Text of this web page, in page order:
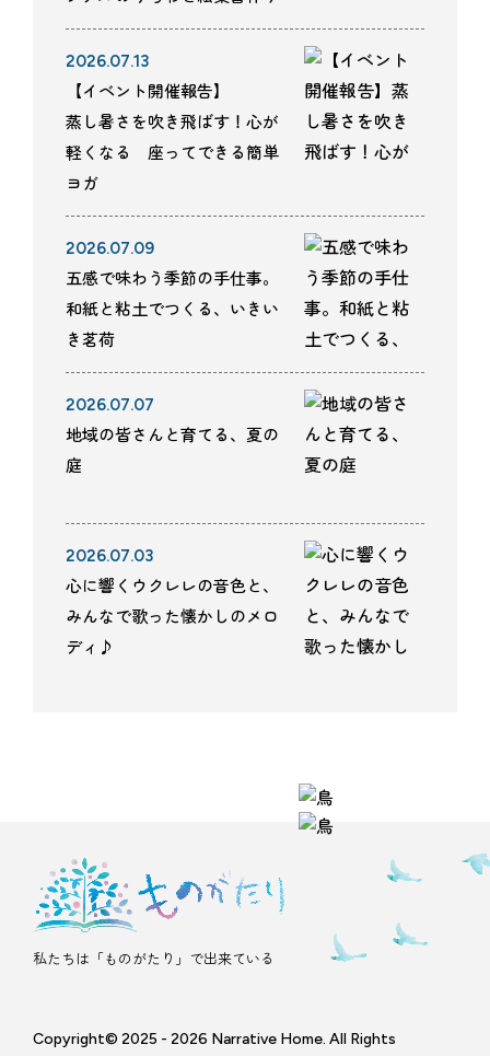
2026.07.13
【イベント開催報告】
蒸し暑さを吹き飛ばす！心が
軽くなる 座ってできる簡単
ヨガ
2026.07.09
五感で味わう季節の手仕事。
和紙と粘土でつくる、いきい
き茗荷
2026.07.07
地域の皆さんと育てる、夏の
庭
2026.07.03
心に響くウクレレの音色と、
みんなで歌った懐かしのメロ
ディ♪
私たちは「ものがたり」で出来ている
Copyright© 2025 - 2026 Narrative Home. All Rights